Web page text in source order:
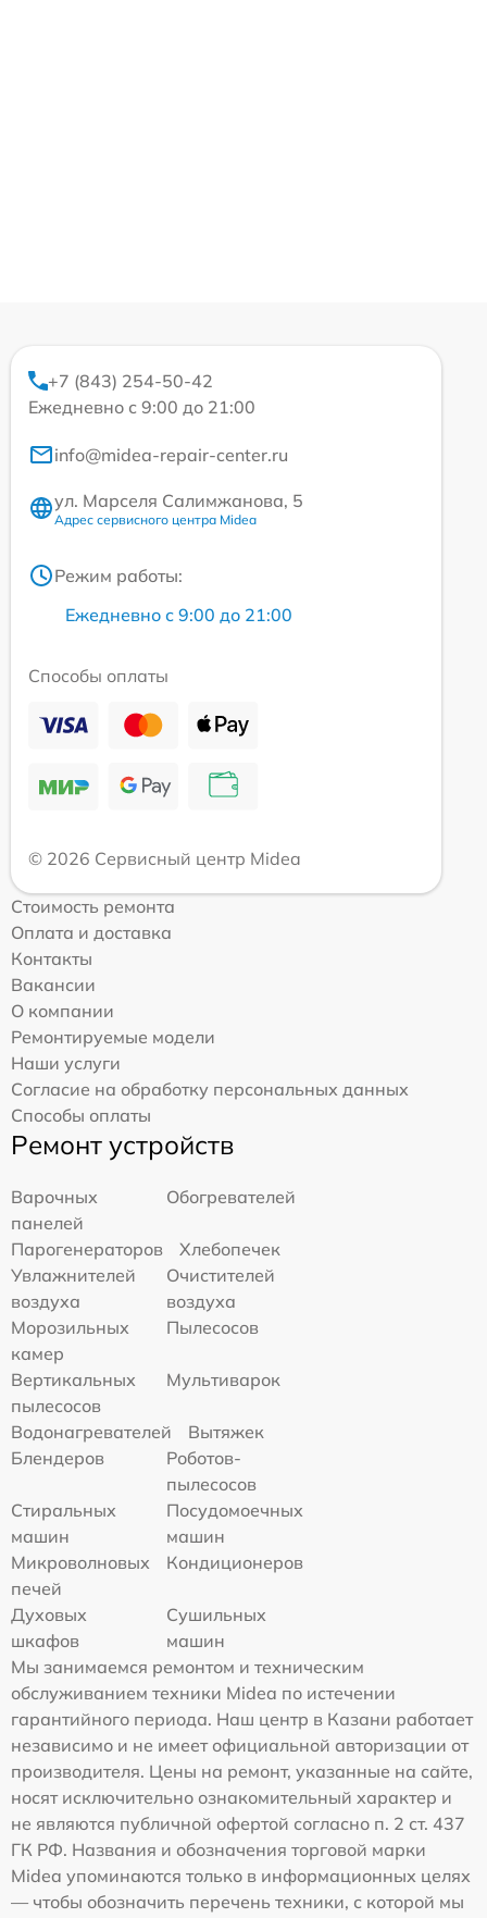
+7 (843) 254-50-42
Ежедневно с 9:00 до 21:00
info@midea-repair-center.ru
ул. Марселя Салимжанова, 5
Адрес сервисного центра Midea
Режим работы:
Ежедневно с 9:00 до 21:00
Способы оплаты
© 2026 Сервисный центр Midea
Стоимость ремонта
Оплата и доставка
Контакты
Вакансии
О компании
Ремонтируемые модели
Наши услуги
Согласие на обработку персональных данных
Способы оплаты
Ремонт устройств
Варочных
панелей
Обогревателей
Парогенераторов
Хлебопечек
Увлажнителей
воздуха
Очистителей
воздуха
Морозильных
камер
Пылесосов
Вертикальных
пылесосов
Мультиварок
Водонагревателей
Вытяжек
Блендеров
Роботов-
пылесосов
Стиральных
машин
Посудомоечных
машин
Микроволновых
печей
Кондиционеров
Духовых
шкафов
Сушильных
машин
Мы занимаемся ремонтом и техническим
обслуживанием техники Midea по истечении
гарантийного периода. Наш центр в Казани работает
независимо и не имеет официальной авторизации от
производителя. Цены на ремонт, указанные на сайте,
носят исключительно ознакомительный характер и
не являются публичной офертой согласно п. 2 ст. 437
ГК РФ. Названия и обозначения торговой марки
Midea упоминаются только в информационных целях
— чтобы обозначить перечень техники, с которой мы